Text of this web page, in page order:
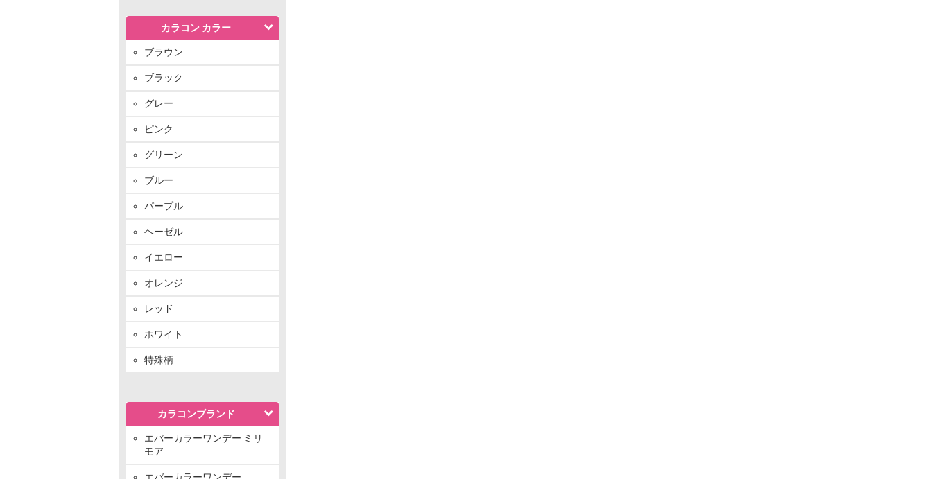
カラコン カラー
ブラウン
ブラック
グレー
ピンク
グリーン
ブルー
パープル
ヘーゼル
イエロー
オレンジ
レッド
ホワイト
特殊柄
カラコンブランド
エバーカラーワンデー ミリ
モア
エバーカラーワンデー